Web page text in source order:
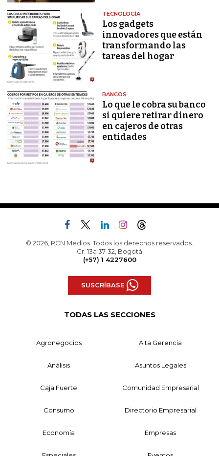
TECNOLOGÍA
Los gadgets
innovadores que están
transformando las
tareas del hogar
BANCOS
Lo que le cobra su banco
si quiere retirar dinero
en cajeros de otras
entidades
© 2026, RCN Medios. Todos los derechos reservados.
Cr. 13a 37-32, Bogotá
(+57) 1 4227600
SUSCRÍBASE
TODAS LAS SECCIONES
Agronegocios Alta Gerencia
Análisis Asuntos Legales
Caja Fuerte Comunidad Empresarial
Consumo Directorio Empresarial
Economía Empresas